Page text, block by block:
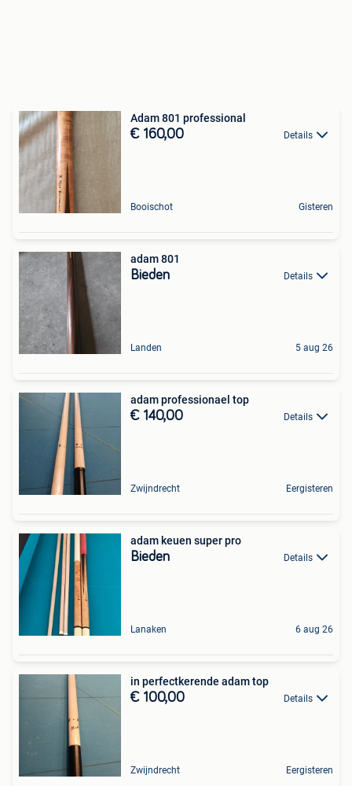
Adam 801 professional
€ 160,00 Details
Booischot Gisteren
adam 801
Bieden Details
Landen 5 aug 26
adam professionael top
€ 140,00 Details
Zwijndrecht Eergisteren
adam keuen super pro
Bieden Details
Lanaken 6 aug 26
in perfectkerende adam top
€ 100,00 Details
Zwijndrecht Eergisteren